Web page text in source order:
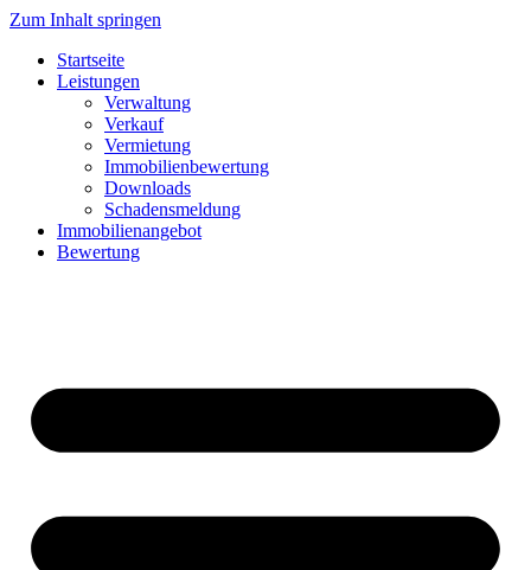
Zum Inhalt springen
Startseite
Leistungen
Verwaltung
Verkauf
Vermietung
Immobilienbewertung
Downloads
Schadensmeldung
Immobilienangebot
Bewertung